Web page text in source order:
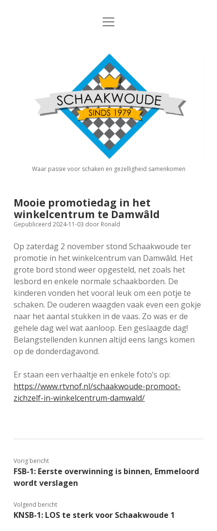
Nieuws
Algemene Informatie
Privacy Statement
Interne Competitie
dropdown
menu
Competitiereglement
Externe Competitie open
KNSB: Schaakwoude I
KNSB: Schaakwoude II
FSB: Schaakwoude I
FSB: Schaakwoude II
FSB: Schaakwoude III
Jeugdschaken
Eregalerij
Agenda
Koppelingen
Sponsoren
facebookinstagram
open
Schaakvereniging
Schaakwoude
Waar passie voor schaken en gezelligheid samenkomen
Mooie promotiedag in het
winkelcentrum te Damwâld
Gepubliceerd 2024-11-03 door Ronald
Op zaterdag 2 november stond Schaakwoude ter
promotie in het winkelcentrum van Damwâld. Het
grote bord stond weer opgesteld, net zoals het
lesbord en enkele normale schaakborden. De
kinderen vonden het vooral leuk om een potje te
schaken. De ouderen waagden vaak even een gokje
naar het aantal stukken in de vaas. Zo was er de
gehele dag wel wat aanloop. Een geslaagde dag!
Belangstellenden kunnen altijd eens langs komen
op de donderdagavond.
Er staan een verhaaltje en enkele foto’s op:
https://www.rtvnof.nl/schaakwoude-promoot-
zichzelf-in-winkelcentrum-damwald/
Vorig bericht
FSB-1: Eerste overwinning is binnen, Emmeloord
wordt verslagen
Volgend bericht
KNSB-1: LOS te sterk voor Schaakwoude 1